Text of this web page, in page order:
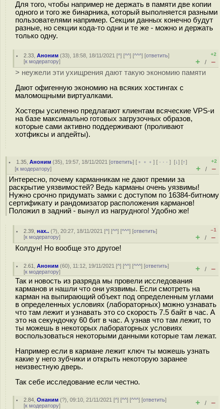
Для того, чтобы например не держать в памяти две копии
одного и того же бинарника, который выполняется разными
пользователями например. Секции данных конечно будут
разные, но секции кода-то одни и те же - можно и держать
только одну.
2.33 ,Аноним (33), 18:58, 18/11/2021 [^] [^^] [^^^] [ответить]
[к модератору]
+2
+ / –
> неужели эти ухищрения дают такую экономию памяти
Дают офигенную экономию на всяких хостингах с
маломощными виртуалками.
Хостеры усиленно предлагают клиентам всяческие VPS-и
на базе максимально готовых загрузочных образов,
которые сами активно поддерживают (проливают
хотфиксы и апдейты).
1.35 ,Аноним (35), 19:57, 18/11/2021 [ответить] [ ﹢﹢﹢] [ · · ·][↓] [↑]
[к модератору]
+2
+ / –
Интересно, почему карманникам не дают премии за
раскрытие уязвимостей? Ведь карманы очень уязвимы!
Нужно срочно придумать замки с доступом по 16384-битному
сертификату и рандомизатор расположения карманов!
Положил в задний - вынул из нагрудного! Удобно же!
2.39 ,нах.. (?), 20:27, 18/11/2021 [^] [^^] [^^^] [ответить]
[к модератору]
–1
+ / –
Колдун! Но вообще это другое!
2.61 ,Аноним (60), 11:12, 19/11/2021 [^] [^^] [^^^] [ответить]
[к модератору] + / –
Так и новость из разряда мы провели исследования
карманов и нашли что они уязвимы. Если смотреть на
карман на выпирающий объект под определенным углами
в определенных условиях (лабораторных) можно узнавать
что там лежит и узнавать это со скорость 7.5 байт в час. А
это на секундочку 60 бит в час. А узнав что там лежит, то
ты можешь в некоторых лабораторных условиях
воспользоваться некоторыми данными которые там лежат.
Например если в кармане лежит ключ ты можешь узнать
какие у него зубчики и открыть некоторую заранее
неизвестную дверь.
Так себе исследование если честно.
2.84 ,Онаним (?), 09:10, 21/11/2021 [^] [^^] [^^^] [ответить]
[к модератору] + / –